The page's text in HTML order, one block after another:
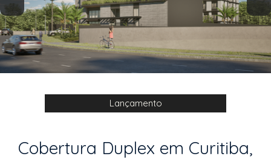
Lançamento
Cobertura Duplex em Curitiba,